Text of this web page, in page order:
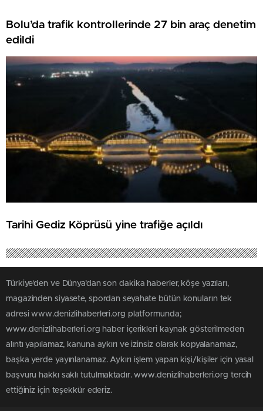
Bolu’da trafik kontrollerinde 27 bin araç denetim
edildi
Tarihi Gediz Köprüsü yine trafiğe açıldı
Türkiye'den ve Dünya’dan son dakika haberler, köşe yazıları,
magazinden siyasete, spordan seyahate bütün konuların tek
adresi www.denizlihaberleri.org platformunda;
www.denizlihaberleri.org haber içerikleri kaynak gösterilmeden
alıntı yapılamaz, kanuna aykırı ve izinsiz olarak kopyalanamaz,
başka yerde yayınlanamaz. Aykırı işlem yapan kişi/kişiler için yasal
başvuru hakkı saklı tutulmaktadır. www.denizlihaberleri.org tercih
ettiğiniz için teşekkür ederiz.